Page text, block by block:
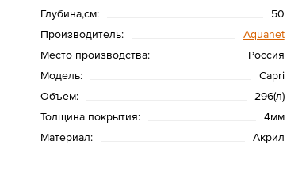
Глубина,см:
50
Производитель:
Aquanet
Место производства:
Россия
Модель:
Capri
Объем:
296(л)
Толщина покрытия:
4мм
Материал:
Акрил